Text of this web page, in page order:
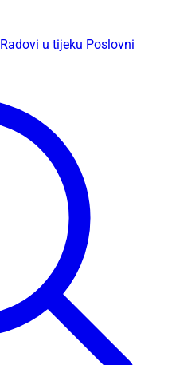
Radovi u tijeku Poslovni